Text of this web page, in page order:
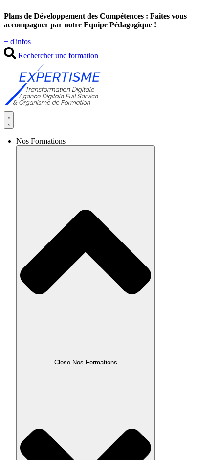
au
contenu
Plans de Développement des Compétences : Faites vous
accompagner par notre Equipe Pédagogique !
+ d'infos
Rechercher une formation
Nos Formations
Close Nos Formations